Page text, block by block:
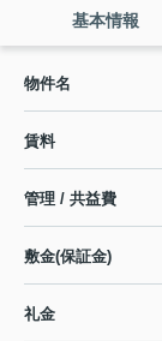
基本情報
物件名
賃料
管理 / 共益費
敷金(保証金)
礼金